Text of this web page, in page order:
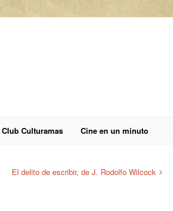
Club Culturamas Cine en un minuto
El delito de escribir, de J. Rodolfo Wilcock